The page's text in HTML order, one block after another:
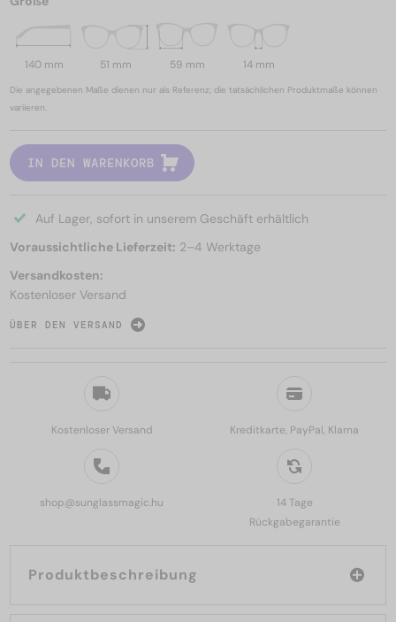
Kostenloser Versand Kreditkarte, PayPal, Klarna
shop@sunglassmagic.hu
14 Tage
Rückgabegarantie
Produktbeschreibung
140 mm 51 mm 59 mm 14 mm
Die angegebenen Maße dienen nur als Referenz; die tatsächlichen Produktmaße können
variieren.
IN DEN WARENKORB
Auf Lager, sofort in unserem Geschäft erhältlich
Voraussichtliche Lieferzeit: 2–4 Werktage
Versandkosten:
Kostenloser Versand
ÜBER DEN VERSAND